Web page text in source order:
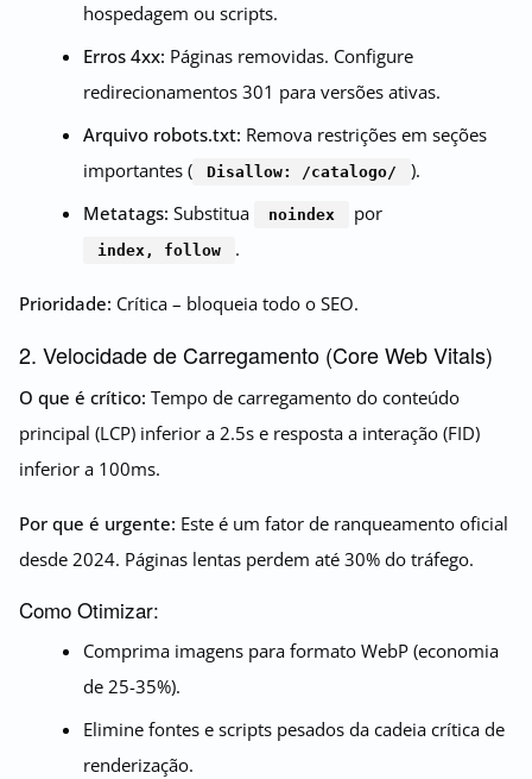
hospedagem ou scripts.
Erros 4xx: Páginas removidas. Configure
redirecionamentos 301 para versões ativas.
Arquivo robots.txt: Remova restrições em seções
importantes (
Disallow: /catalogo/
).
Metatags: Substitua noindex por
index, follow .
Prioridade: Crítica – bloqueia todo o SEO.
2. Velocidade de Carregamento (Core Web Vitals)
O que é crítico: Tempo de carregamento do conteúdo
principal (LCP) inferior a 2.5s e resposta a interação (FID)
inferior a 100ms.
Por que é urgente: Este é um fator de ranqueamento oficial
desde 2024. Páginas lentas perdem até 30% do tráfego.
Como Otimizar:
Comprima imagens para formato WebP (economia
de 25-35%).
Elimine fontes e scripts pesados da cadeia crítica de
renderização.